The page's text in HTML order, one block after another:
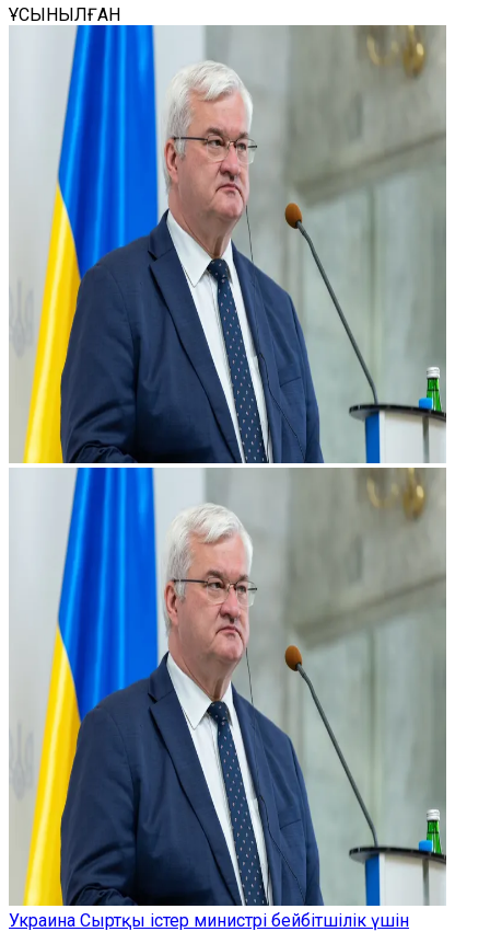
ҰСЫНЫЛҒАН
Украина Сыртқы істер министрі бейбітшілік үшін